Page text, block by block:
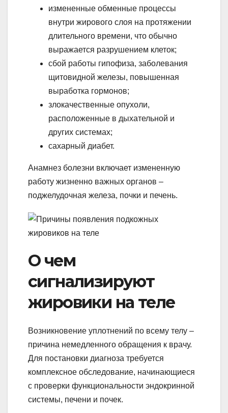
измененные обменные процессы
внутри жирового слоя на протяжении
длительного времени, что обычно
выражается разрушением клеток;
сбой работы гипофиза, заболевания
щитовидной железы, повышенная
выработка гормонов;
злокачественные опухоли,
расположенные в дыхательной и
других системах;
сахарный диабет.
Анамнез болезни включает измененную
работу жизненно важных органов –
поджелудочная железа, почки и печень.
О чем
сигнализируют
жировики на теле
Возникновение уплотнений по всему телу –
причина немедленного обращения к врачу.
Для постановки диагноза требуется
комплексное обследование, начинающиеся
с проверки функциональности эндокринной
системы, печени и почек.